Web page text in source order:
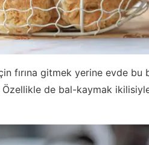
fırına gitmek yerine evde bu
de bal-kaymak